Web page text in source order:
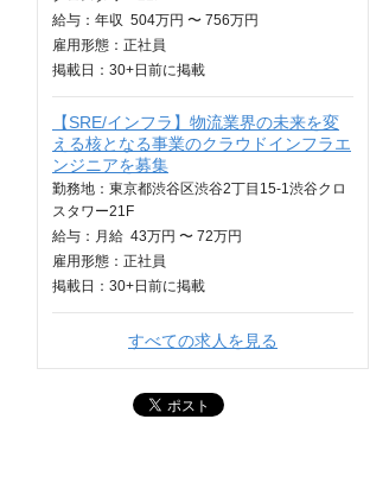
給与： 年収 504万円 〜 756万円
雇用形態：正社員
掲載日： 30+日 前に掲載
【SRE/インフラ】物流業界の未来を変
える核となる事業のクラウドインフラエ
ンジニアを募集
勤務地：東京都渋谷区渋谷2丁目15-1渋谷クロ
スタワー21F
給与： 月給 43万円 〜 72万円
雇用形態：正社員
掲載日： 30+日 前に掲載
すべての求人を見る